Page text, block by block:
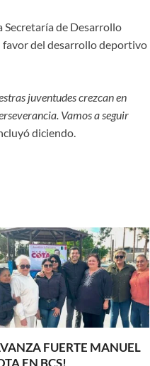
Secretaría de Desarrollo
favor del desarrollo deportivo
juventudes crezcan en
Vamos a seguir
diciendo.
FUERTE MANUEL
EN BCS!